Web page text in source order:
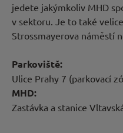
jedete jakýmkoliv MHD
v sektoru. Je to také
Strossmayerova náměstí
Parkoviště:
Ulice Prahy 7 (parkovací
MHD:
Zastávka a stanice